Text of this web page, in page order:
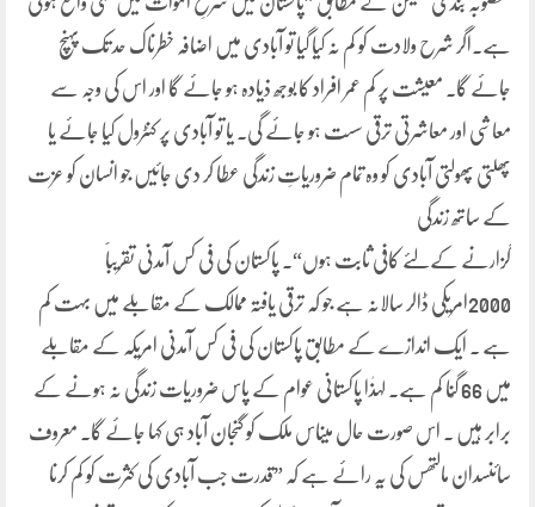
ہے۔اگر شرح ولادت کو کم نہ کیا گیا تو آبادی میں اضافہ خطرناک حد تک پہنچ
جائے گا۔ معیشت پر کم عمر افراد کا بوجھ ذیادہ ہو جائے گا اور اس کی وجہ سے
معاشی اور معاشرتی ترقی سست ہو جائے گی۔ یا تو آبادی پر کنٹرول کیا جائے یا
پھلتی پھولتی آبادی کو وہ تمام ضروریاتِ زندگی عطا کر دی جائیں جو انسان کو عزت
کے ساتھ زندگی
گزارنے کےلئے کافی ثابت ہوں“۔ پاکستان کی فی کس آمدنی تقریباََ
2000امریکی ڈالر سالانہ ہے جو کہ ترقی یافتہ ممالک کے مقابلے میں بہت کم
ہے ۔ ایک اندازے کے مطابق پاکستان کی فی کس آمدنی امریکہ کے مقابلے
میں 66 گُنا کم ہے۔ لہذٰا پاکستانی عوام کے پاس ضروریات زندگی نہ ہونے کے
برابر ہیں ۔ اس صورت حال میںاس ملک کو گنجان آباد ہی کہا جائے گا۔ معروف
سائنسدان مالتھس کی یہ رائے ہے کہ ”قدرت جب آبادی کی کثرت کو کم کرنا